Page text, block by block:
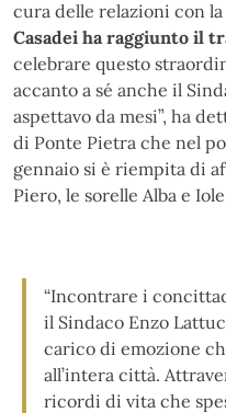
cura delle relazioni con la
Casadei ha raggiunto il
celebrare questo
accanto a sé anche il
aspettavo da mesi”, ha
di Ponte Pietra che nel
gennaio si è riempita di
Piero, le sorelle Alba e
“Incontrare i
il Sindaco Enzo
carico di emozione
all’intera città.
ricordi di vita che